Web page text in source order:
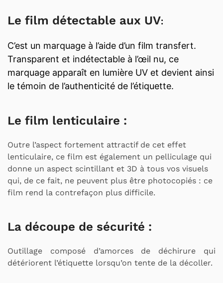
Le film détectable aux UV:
C’est un marquage à l’aide d’un film transfert.
Transparent et indétectable à l’œil nu, ce
marquage apparaît en lumière UV et devient ainsi
le témoin de l’authenticité de l’étiquette.
Le film lenticulaire :
Outre l’aspect fortement attractif de cet effet
lenticulaire, ce film est également un pelliculage qui
donne un aspect scintillant et 3D à tous vos visuels
qui, de ce fait, ne peuvent plus être photocopiés : ce
film rend la contrefaçon plus difficile.
La découpe de sécurité :
Outillage composé d’amorces de déchirure qui
détériorent l’étiquette lorsqu’on tente de la décoller.